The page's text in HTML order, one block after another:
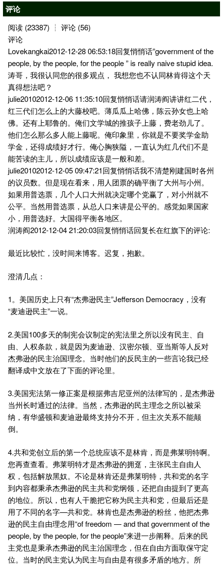
评论
阅读 (23387) ┆ 评论 (56)
评论
Lovekangkai2012-12-28 06:53:18回复悄悄话”government of the
people, by the people, for the people ” is really naive stupid idea.
涛哥，我很认同您的很多观点， 我想您也不认同林肯得这个天
真得想法吧？
julie20102012-12-06 11:35:10回复悄悄话请润涛阎讲讲红二代，
红三代们怎么上的大藤校吧。薄瓜瓜上哈佛，陈云孙女也上哈
佛。还有上耶鲁的。俺们文学城的推孩子上藤，费老劲儿了。
他们怎么那么多人能上藤呢。俺印象里，你就是不要奖学金助
学金，还得成绩好才行。俺心胸狭隘，一直认为红几代们不是
能苦读的主儿，所以成绩应该是一般和差。
julie20102012-12-05 09:47:21回复悄悄话我不清楚刚建国时各州
的议员数。但是现在看来，用人团票的确平衡了大州与小州。
如果用普选票，几个人口大州就决定哪个党赢了，对小州就不
公平。当然用普选票，从总人口来讲是公平的。感觉如果国家
小，用普选好。大国得平衡各地区。
润涛阎2012-12-04 21:20:03回复悄悄话回复长在红旗下的评论:
最近比较忙，没时间来博客。迟复，抱歉。
澄清几点：
1。美国历史上只有“杰弗逊民主”Jefferson Democracy，没有
“麦迪逊民主”一说。
2.美国100多天的制宪会议制定的宪法里之所以没有民主、自
由、人权条款，就是因为麦迪逊、汉密尔顿、亚当斯等人反对
杰弗逊的民主治国理念。当时他们的反民主的一些言论我已经
翻译成中文放在了下面的评论里。
3.美国宪法第一修正案是根据弗吉尼亚州的法律写的，是杰弗逊
当州长时通过的法律。当然，杰弗逊的民主理念之所以被采
纳，有华盛顿和麦迪逊最终支持分不开，但主次关系不能颠
倒。
4.共和党创立后的第一个总统应该不是林肯，而是弗莱明特啊。
您再查查看。弗莱明特才是杰弗逊的拥趸，主张民主自由人
权，包括解放黑奴。不论是林肯还是弗莱明特，共和党的名字
到内容都秉承杰弗逊的民主共和党纲领，还把自由提到了更高
的地位。所以，也有人干脆把它称为民主共和党，但最后还是
用了不同的名字—共和党。林肯也是杰弗逊的粉丝，他把杰弗
逊的民主自由理念用“of freedom — and that government of the
people, by the people, for the people”来进一步阐释。后来的民
主党也是秉承杰弗逊的民主治国理念，但在自由方面取保守定
位。当时的民主党认为民主与自由是有很多矛盾的地方。所